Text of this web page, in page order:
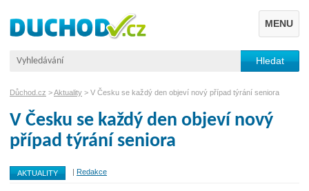
MENU
Důchod.cz >Aktuality > V Česku se každý den objeví nový případ týrání seniora
V Česku se každý den objeví nový
případ týrání seniora
AKTUALITY Redakce